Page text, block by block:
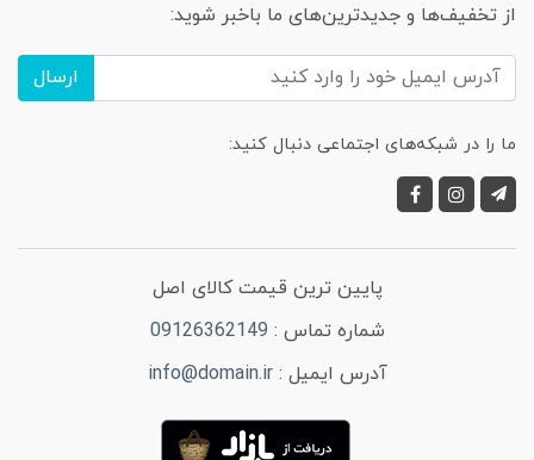
از تخفیف‌ها و جدیدترین‌های ما باخبر شوید:
ارسال
ما را در شبکه‌های اجتماعی دنبال کنید:
پایین ترین قیمت کالای اصل
شماره تماس : 09126362149
آدرس ایمیل :info@domain.ir